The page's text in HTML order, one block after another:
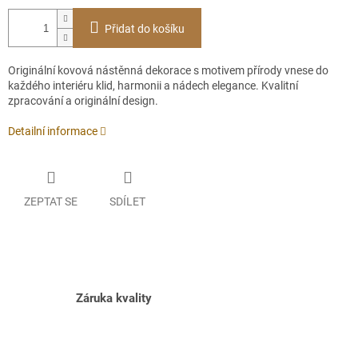
Přidat do košíku
Originální kovová nástěnná dekorace s motivem přírody vnese do
každého interiéru klid, harmonii a nádech elegance. Kvalitní
zpracování a originální design.
Detailní informace
ZEPTAT SE SDÍLET
Záruka kvality